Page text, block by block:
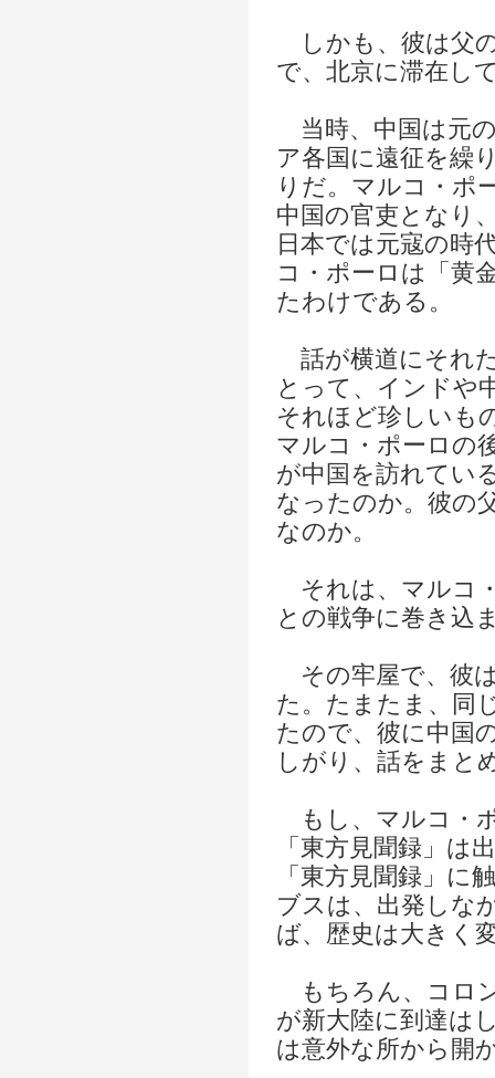
しかも、彼は父
で、北京に滞在し
当時、中国は元
ア各国に遠征を繰
りだ。マルコ・ポ
中国の官吏となり
日本では元寇の時
コ・ポーロは「黄
たわけである。
話が横道にそれ
とって、インドや
それほど珍しいも
マルコ・ポーロの
が中国を訪れてい
なったのか。彼の
なのか。
それは、マルコ
との戦争に巻き込
その牢屋で、彼
た。たまたま、同
たので、彼に中国
しがり、話をまと
もし、マルコ・
「東方見聞録」は
「東方見聞録」に
ブスは、出発しな
ば、歴史は大きく
もちろん、コロ
が新大陸に到達は
は意外な所から開